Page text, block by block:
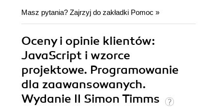
Masz pytania? Zajrzyj do zakładki Pomoc »
Oceny i opinie klientów:
JavaScript i wzorce
projektowe. Programowanie
dla zaawansowanych.
Wydanie II Simon Timms